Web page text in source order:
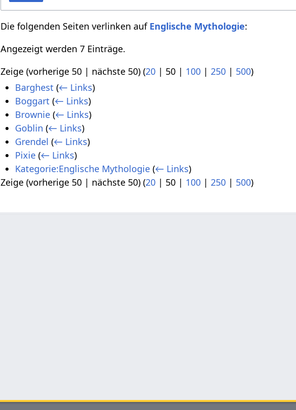
Die folgenden Seiten verlinken auf Englische Mythologie:
Angezeigt werden 7 Einträge.
Zeige (vorherige 50 | nächste 50) (20 | 50 | 100 |250 | 500)
Barghest (← Links)
Boggart (← Links)
Brownie (← Links)
Goblin (← Links)
Grendel (← Links)
Pixie (← Links)
Kategorie:Englische Mythologie (← Links)
Zeige (vorherige 50 | nächste 50) (20 | 50 | 100 |250 | 500)